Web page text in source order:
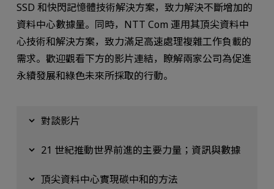
SSD 和快閃記憶體技術解決方案，致力解決不斷增加的
資料中心數據量。同時，NTT Com 運用其頂尖資料中
心技術和解決方案，致力滿足高速處理複雜工作負載的
需求。歡迎觀看下方的影片連結，瞭解兩家公司為促進
永續發展和綠色未來所採取的行動。
對談影片
21 世紀推動世界前進的主要力量；資訊與數據
頂尖資料中心實現碳中和的方法